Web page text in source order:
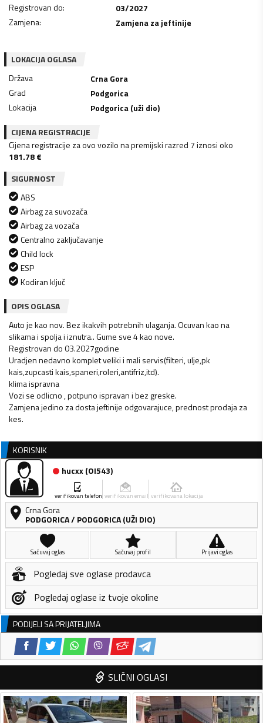
Registrovan do:
03/2027
Zamjena: Zamjena za jeftinije
LOKACIJA OGLASA
Država
Crna Gora
Grad
Podgorica
Lokacija
Podgorica (uži dio)
CIJENA REGISTRACIJE
Cijena registracije za ovo vozilo na premijski razred 7 iznosi oko
181.78€
SIGURNOST
ABS
Airbag za suvozača
Airbag za vozača
Centralno zaključavanje
Child lock
ESP
Kodiran ključ
OPIS OGLASA
Auto je kao nov. Bez ikakvih potrebnih ulaganja. Ocuvan kao na
slikama i spolja i iznutra.. Gume sve 4 kao nove.
Registrovan do 03.2027godine
Uradjen nedavno komplet veliki i mali servis(filteri, ulje,pk
kais,zupcasti kais,spaneri,roleri,antifriz,itd).
klima ispravna
Vozi se odlicno , potpuno ispravan i bez greske.
Zamjena jedino za dosta jeftinije odgovarajuce, prednost prodaja za
kes.
KORISNIK
hucxx(OI543)
verifikovan telefon verifikovan email verifikovana lokacija
Crna Gora
PODGORICA/ PODGORICA (UŽI DIO)
Sačuvaj oglas Sačuvaj profil Prijavi oglas
Pogledaj sve oglase prodavca
Pogledaj oglase iz tvoje okoline
PODIJELI SA PRIJATELJIMA
SLIČNI OGLASI